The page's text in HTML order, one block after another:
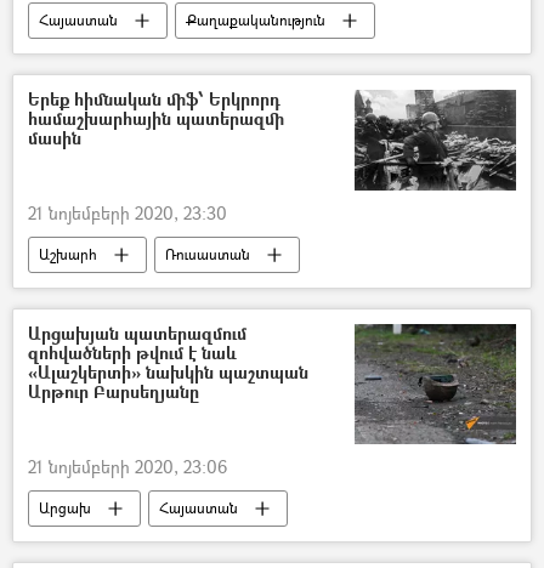
Հայաստան
Քաղաքականություն
Ֆրանսիա
Արտաքին գործերի նախարարություն (ԱԳՆ)
Երեք հիմնական միֆ՝ Երկրորդ
համաշխարհային պատերազմի
մասին
21 նոյեմբերի 2020, 23:30
Աշխարհ
Ռուսաստան
Երկրորդ համաշխարհային պատերազմ
ֆեյք
ԽՍՀՄ
Արցախյան պատերազմում
զոհվածների թվում է նաև
«Ալաշկերտի» նախկին պաշտպան
Արթուր Բարսեղյանը
21 նոյեմբերի 2020, 23:06
Արցախ
Հայաստան
հասարակություն
Արցախյան պատերազմ